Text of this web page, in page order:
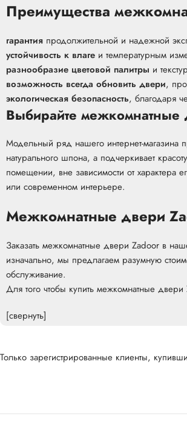
Преимущества
гарантия продолжительной и надежной
устойчивость к влаге и температурным
разнообразие цветовой палитры и
возможность всегда обновить двери,
экологическая безопасность, благодаря
Выбирайте межкомнатные
Модельный ряд нашего интернет-магазина
натурального шпона, а подчеркивает
помещении, вне зависимости от
или современном интерьере.
Межкомнатные двери
Заказать межкомнатные двери Zadoor в
изначально, мы предлагаем разумную
обслуживание.
Для того чтобы купить межкомнатные
[свернуть]
Только зарегистрированные клиенты,